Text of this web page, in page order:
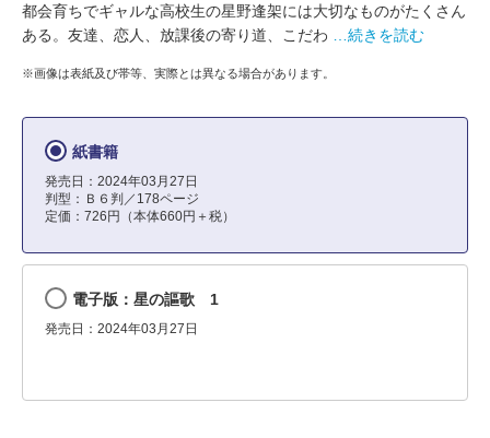
都会育ちでギャルな高校生の星野逢架には大切なものがたくさん
ある。友達、恋人、放課後の寄り道、こだわ
…続きを読む
※画像は表紙及び帯等、実際とは異なる場合があります。
紙書籍
発売日：2024年03月27日
判型：Ｂ６判／178ページ
定価：726円（本体660円＋税）
電子版：星の謳歌 1
発売日：2024年03月27日